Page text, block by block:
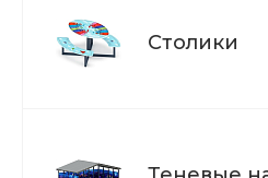
Столики